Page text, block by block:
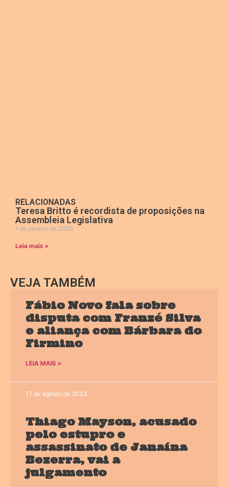
RELACIONADAS
Teresa Britto é recordista de proposições na
Assembleia Legislativa
1 de janeiro de 2020
Leia mais »
VEJA TAMBÉM
Fábio Novo fala sobre
disputa com Franzé Silva
e aliança com Bárbara do
Firmino
LEIA MAIS »
17 de agosto de 2023
Thiago Mayson, acusado
pelo estupro e
assassinato de Janaína
Bezerra, vai a
julgamento